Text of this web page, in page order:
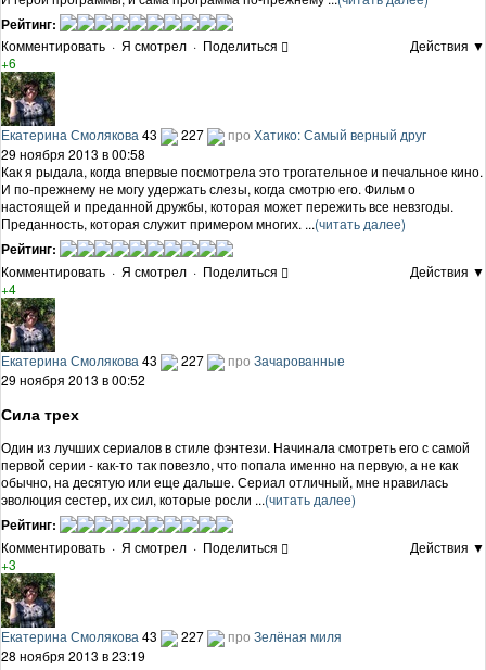
Рейтинг:
Комментировать · Я смотрел · Поделиться
Действия ▼
+6
Екатерина Смолякова43 227 про Хатико: Самый верный друг
29 ноября 2013 в 00:58
Как я рыдала, когда впервые посмотрела это трогательное и печальное кино.
И по-прежнему не могу удержать слезы, когда смотрю его. Фильм о
настоящей и преданной дружбы, которая может пережить все невзгоды.
Преданность, которая служит примером многих. ...(читать далее)
Рейтинг:
Комментировать · Я смотрел · Поделиться
Действия ▼
+4
Екатерина Смолякова 43 227 про Зачарованные
29 ноября 2013 в 00:52
Сила трех
Один из лучших сериалов в стиле фэнтези. Начинала смотреть его с самой
первой серии - как-то так повезло, что попала именно на первую, а не как
обычно, на десятую или еще дальше. Сериал отличный, мне нравилась
эволюция сестер, их сил, которые росли ...(читать далее)
Рейтинг:
Комментировать · Я смотрел · Поделиться
Действия ▼
+3
Екатерина Смолякова 43 227 про Зелёная миля
28 ноября 2013 в 23:19